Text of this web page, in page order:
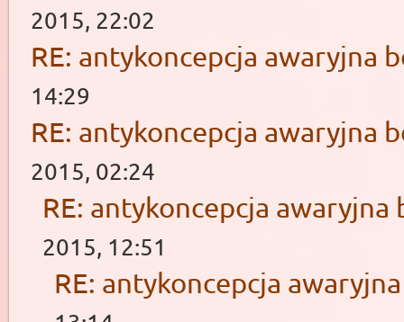
2015, 22:02
RE: antykoncepcja awaryjna
14:29
RE: antykoncepcja awaryjna
2015, 02:24
RE: antykoncepcja awaryjna
2015, 12:51
RE: antykoncepcja